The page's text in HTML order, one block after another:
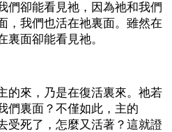
們卻能看見祂，因為祂和我們
，我們也活在祂裏面。雖然在
裏面卻能看見祂。
的來，乃是在復活裏來。祂若
們裏面？不僅如此，主的
受死了，怎麼又活著？這就證